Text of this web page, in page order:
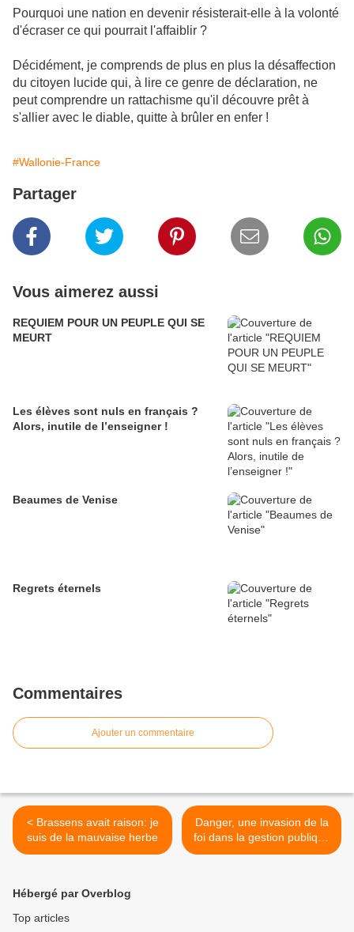
Pourquoi une nation en devenir résisterait-elle à la volonté
d'écraser ce qui pourrait l'affaiblir ?
Décidément, je comprends de plus en plus la désaffection
du citoyen lucide qui, à lire ce genre de déclaration, ne
peut comprendre un rattachisme qu'il découvre prêt à
s'allier avec le diable, quitte à brûler en enfer !
#Wallonie-France
Partager
Vous aimerez aussi
REQUIEM POUR UN PEUPLE QUI SE
MEURT
Les élèves sont nuls en français ?
Alors, inutile de l’enseigner !
Beaumes de Venise
Regrets éternels
Commentaires
Ajouter un commentaire
< Brassens avait raison: je
suis de la mauvaise herbe
Danger, une invasion de la
foi dans la gestion publique
est en route >
Hébergé par Overblog
Top articles